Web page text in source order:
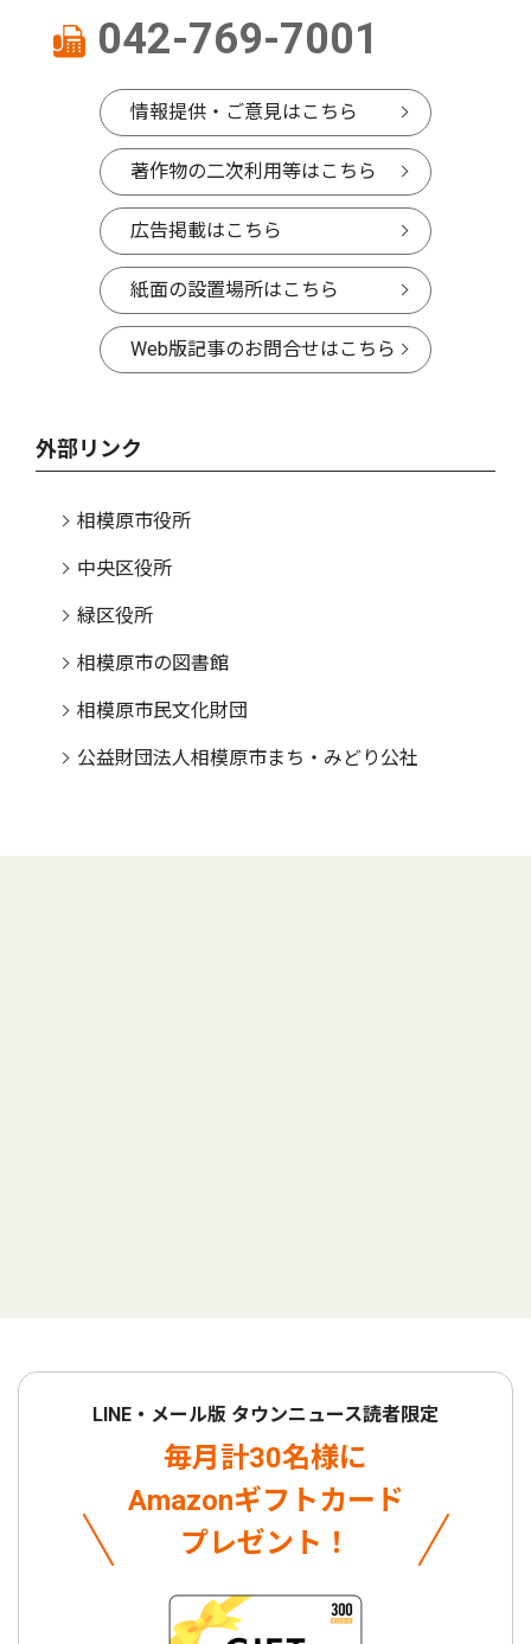
042-769-7001
情報提供・ご意見はこちら
著作物の二次利用等はこちら
広告掲載はこちら
紙面の設置場所はこちら
Web版記事のお問合せはこちら
外部リンク
相模原市役所
中央区役所
緑区役所
相模原市の図書館
相模原市民文化財団
公益財団法人相模原市まち・みどり公社
LINE・メール版 タウンニュース読者限定
毎月計30名様に
Amazonギフトカード
プレゼント！